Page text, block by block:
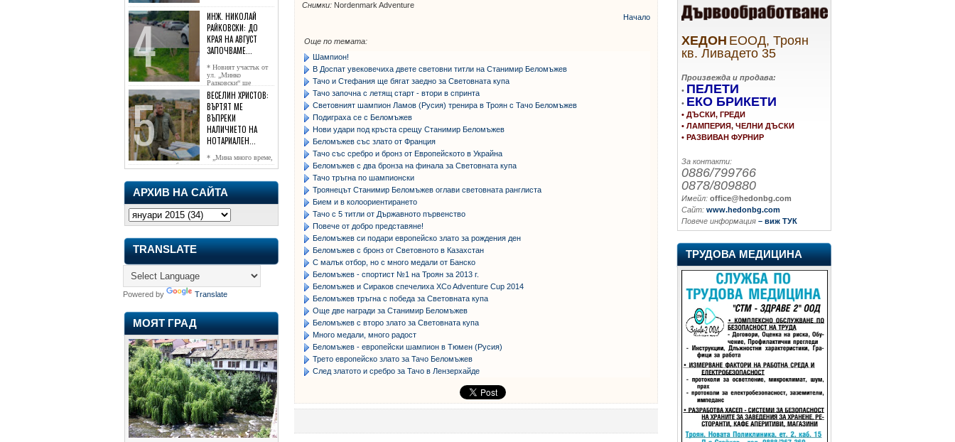
ИНЖ. НИКОЛАЙ
РАЙКОВСКИ: ДО
КРАЯ НА АВГУСТ
ЗАПОЧВАМЕ...
* Новият участък от
ул. „Минко
Радковски“ ще
достигне жк...
ВЕСЕЛИН ХРИСТОВ:
ВЪРТЯТ МЕ
ВЪПРЕКИ
НАЛИЧИЕТО НА
НОТАРИАЛЕН...
* „Мина много време,
чаках го да се обади, но нищо не...
АРХИВ НА САЙТА
TRANSLATE
Powered by Translate
МОЯТ ГРАД
Снимки: Nordenmark Adventure
Начало
Още по темата:
Шампион!
В Доспат увековечиха двете световни титли на Станимир Беломъжев
Тачо и Стефания ще бягат заедно за Световната купа
Тачо започна с летящ старт - втори в спринта
Световният шампион Ламов (Русия) тренира в Троян с Тачо Беломъжев
Подиграха се с Беломъжев
Нови удари под кръста срещу Станимир Беломъжев
Беломъжев със злато от Франция
Тачо със сребро и бронз от Европейското в Украйна
Беломъжев с два бронза на финала за Световната купа
Тачо тръгна по шампионски
Троянецът Станимир Беломъжев оглави световната ранглиста
Бием и в колоориентирането
Тачо с 5 титли от Държавното първенство
Повече от добро представяне!
Беломъжев си подари европейско злато за рождения ден
Беломъжев с бронз от Световното в Казахстан
С малък отбор, но с много медали от Банско
Беломъжев - спортист №1 на Троян за 2013 г.
Беломъжев и Сираков спечелиха XCo Adventure Cup 2014
Беломъжев тръгна с победа за Световната купа
Още две награди за Станимир Беломъжев
Беломъжев с второ злато за Световната купа
Много медали, много радост
Беломъжев - европейски шампион в Тюмен (Русия)
Трето европейско злато за Тачо Беломъжев
След златото и сребро за Тачо в Лензерхайде
ХЕДОН ЕООД, Троян
кв. Ливадето 35
Произвежда и продава:
• ПЕЛЕТИ
• ЕКО БРИКЕТИ
• ДЪСКИ, ГРЕДИ
• ЛАМПЕРИЯ, ЧЕЛНИ ДЪСКИ
• РАЗВИВАН ФУРНИР
За контакти:
0886/799766
0878/809880
Имейл: office@hedonbg.com
Сайт: www.hedonbg.com
Повече информация – виж ТУК
ТРУДОВА МЕДИЦИНА